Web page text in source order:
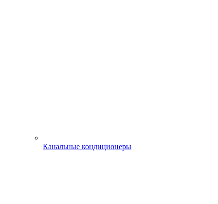
Канальные кондиционеры